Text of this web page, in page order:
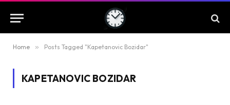
Home » Posts Tagged "Kapetanovic Bozidar"
KAPETANOVIC BOZIDAR